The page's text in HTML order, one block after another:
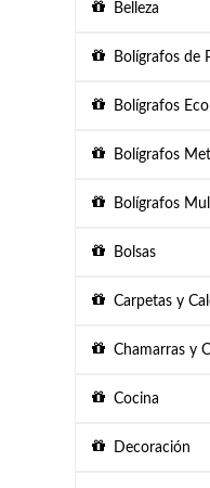
Belleza
Bolígrafos de
Bolígrafos
Bolígrafos
Bolígrafos
Bolsas
Carpetas y
Chamarras y
Cocina
Decoración